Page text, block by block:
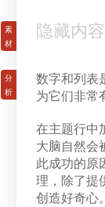
隐藏内容
数字和列表
为它们非常
在主题行中
大脑自然会
此成功的原
理，除了提
创造好奇心。